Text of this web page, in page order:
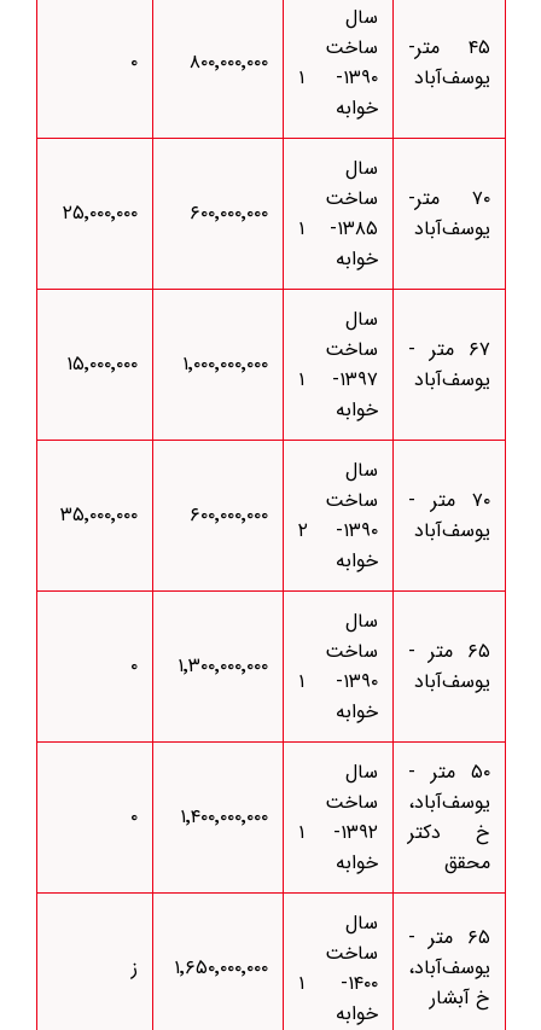
۴۵ متر-
یوسف‌آباد
سال
ساخت
۱۳۹۰- ۱
خوابه
۸۰۰٬۰۰۰٬۰۰۰ ۰
۷۰ متر-
یوسف‌آباد
سال
ساخت
۱۳۸۵- ۱
خوابه
۶۰۰٬۰۰۰٬۰۰۰ ۲۵٬۰۰۰٬۰۰۰
۶۷ متر -
یوسف‌آباد
سال
ساخت
۱۳۹۷- ۱
خوابه
۱٬۰۰۰٬۰۰۰٬۰۰۰ ۱۵٬۰۰۰٬۰۰۰
۷۰ متر -
یوسف‌آباد
سال
ساخت
۱۳۹۰- ۲
خوابه
۶۰۰٬۰۰۰٬۰۰۰ ۳۵٬۰۰۰٬۰۰۰
۶۵ متر -
یوسف‌آباد
سال
ساخت
۱۳۹۰- ۱
خوابه
۱٬۳۰۰٬۰۰۰٬۰۰۰ ۰
۵۰ متر -
یوسف‌آباد،
خ دکتر
محقق
سال
ساخت
۱۳۹۲- ۱
خوابه
۱٬۴۰۰٬۰۰۰٬۰۰۰ ۰
۶۵ متر -
یوسف‌آباد،
خ آبشار
سال
ساخت
۱۴۰۰- ۱
خوابه
۱٬۶۵۰٬۰۰۰٬۰۰۰ ز